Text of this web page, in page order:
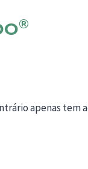
®
apenas tem